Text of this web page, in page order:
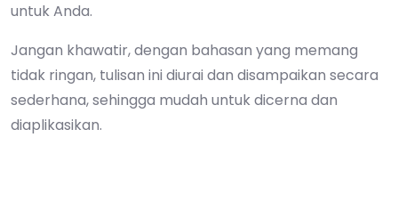
untuk Anda.
Jangan khawatir, dengan bahasan yang memang
tidak ringan, tulisan ini diurai dan disampaikan secara
sederhana, sehingga mudah untuk dicerna dan
diaplikasikan.